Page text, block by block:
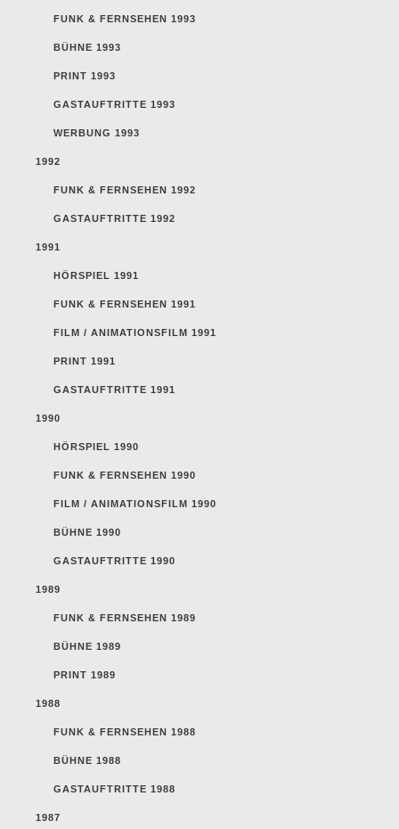
FUNK & FERNSEHEN 1993
BÜHNE 1993
PRINT 1993
GASTAUFTRITTE 1993
WERBUNG 1993
1992
FUNK & FERNSEHEN 1992
GASTAUFTRITTE 1992
1991
HÖRSPIEL 1991
FUNK & FERNSEHEN 1991
FILM / ANIMATIONSFILM 1991
PRINT 1991
GASTAUFTRITTE 1991
1990
HÖRSPIEL 1990
FUNK & FERNSEHEN 1990
FILM / ANIMATIONSFILM 1990
BÜHNE 1990
GASTAUFTRITTE 1990
1989
FUNK & FERNSEHEN 1989
BÜHNE 1989
PRINT 1989
1988
FUNK & FERNSEHEN 1988
BÜHNE 1988
GASTAUFTRITTE 1988
1987